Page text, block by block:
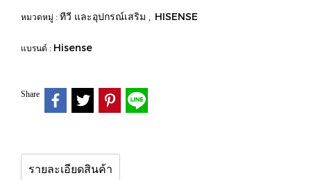
หมวดหมู่ : ทีวี และอุปกรณ์เสริม , HISENSE
แบรนด์ : Hisense
Share
รายละเอียดสินค้า